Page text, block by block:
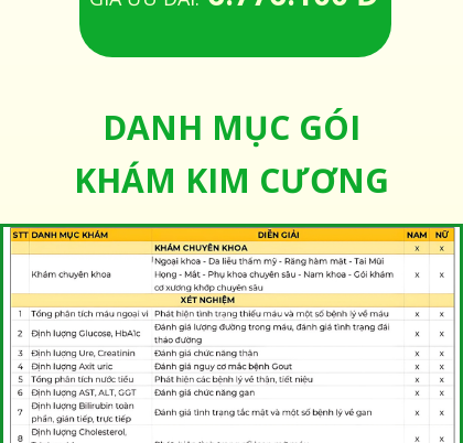
DANH MỤC GÓI
KHÁM KIM CƯƠNG